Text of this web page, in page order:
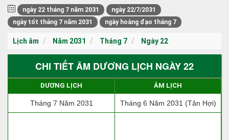
ngày 22 tháng 7 năm 2031
ngày 22/7/2031
ngày tốt tháng 7 năm 2031
ngày hoàng đạo tháng 7
Lịch âm Năm 2031 Tháng 7 Ngày 22
CHI TIẾT ÂM DƯƠNG LỊCH NGÀY 22
DƯƠNG LỊCH ÂM LỊCH
Tháng 7 Năm 2031 Tháng 6 Năm 2031 (Tân Hợi)